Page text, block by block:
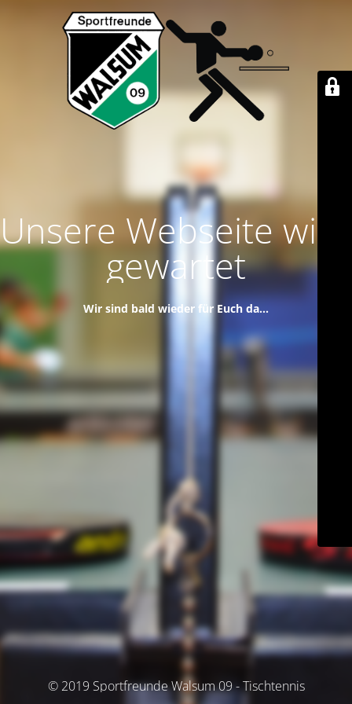
Unsere Webseite wird
gewartet
Wir sind bald wieder für Euch da...
© 2019 Sportfreunde Walsum 09 - Tischtennis